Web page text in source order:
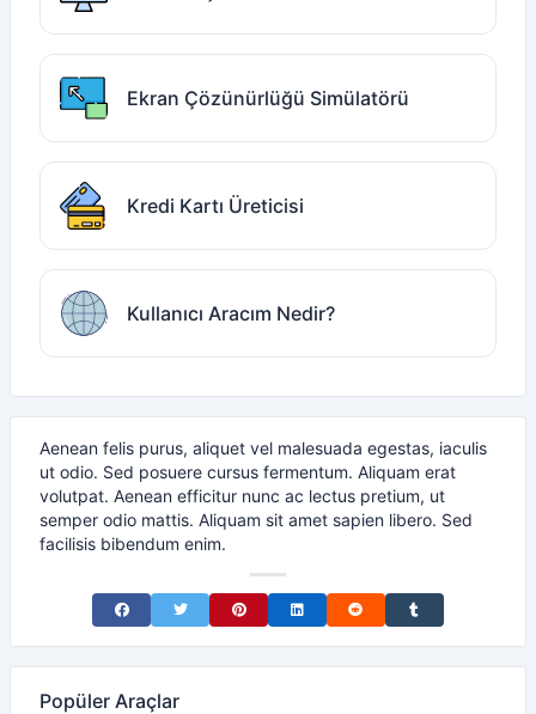
Ekran Çözünürlüğü Simülatörü
Kredi Kartı Üreticisi
Kullanıcı Aracım Nedir?
Aenean felis purus, aliquet vel malesuada egestas, iaculis
ut odio. Sed posuere cursus fermentum. Aliquam erat
volutpat. Aenean efficitur nunc ac lectus pretium, ut
semper odio mattis. Aliquam sit amet sapien libero. Sed
facilisis bibendum enim.
Share on Facebook
Share on TwitterShare on Pinterest
Share on LinkedIn
Share on RedditShare on Tumblr
Popüler Araçlar